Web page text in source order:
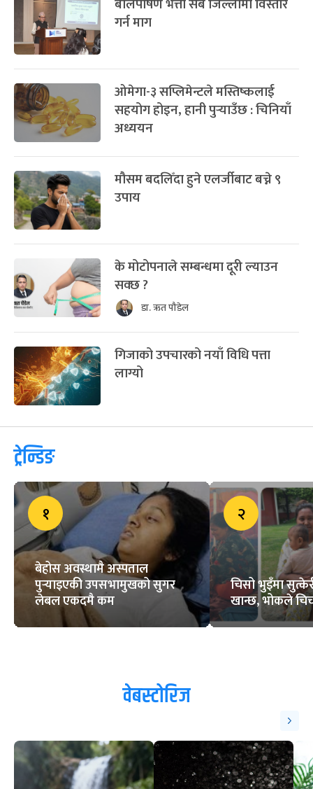
गर्न माग
ओमेगा-३ सप्लिमेन्टले मस्तिष्कलाई
सहयोग होइन, हानी पुर्‍याउँछ : चिनियाँ
अध्ययन
मौसम बदलिँदा हुने एलर्जीबाट बच्ने ९
उपाय
के मोटोपनाले सम्बन्धमा दूरी ल्याउन
सक्छ ?
डा. ऋत पौडेल
गिजाको उपचारको नयाँ विधि पत्ता
लाग्यो
ट्रेन्डिङ
१
बेहोस अवस्थामै अस्पताल
पुर्‍याइएकी उपसभामुखको सुगर
लेबल एकदमै कम
२
चिसो भुइँमा
खान्छ, भोकले
वेबस्टोरिज